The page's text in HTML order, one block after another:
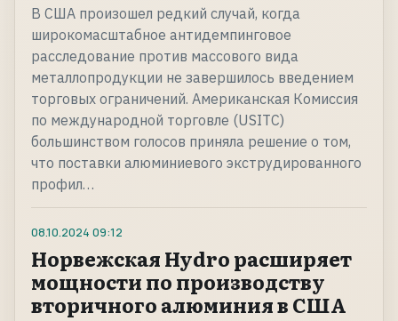
В США произошел редкий случай, когда
широкомасштабное антидемпинговое
расследование против массового вида
металлопродукции не завершилось введением
торговых ограничений. Американская Комиссия
по международной торговле (USITC)
большинством голосов приняла решение о том,
что поставки алюминиевого экструдированного
профил…
08.10.2024 09:12
Норвежская Hydro расширяет
мощности по производству
вторичного алюминия в США